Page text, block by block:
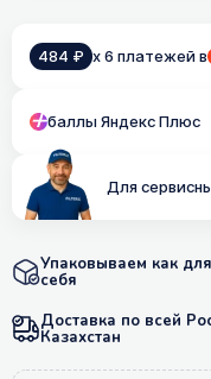
484 ₽ x 6 платежей в
баллы Яндекс Плюс
Для
Упаковываем как для
себя
Доставка по всей
Казахстан